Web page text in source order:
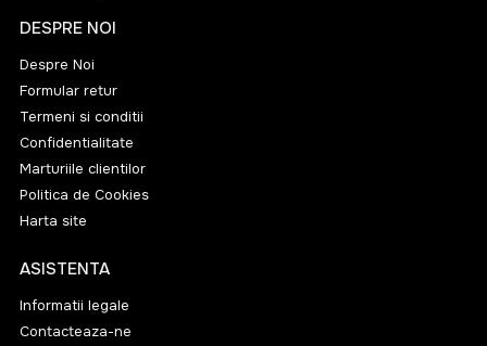
DESPRE NOI
Despre Noi
Formular retur
Termeni si conditii
Confidentialitate
Marturiile clientilor
Politica de Cookies
Harta site
ASISTENTA
Informatii legale
Contacteaza-ne